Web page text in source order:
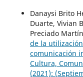
Danaysi Brito
Duarte, Vivian
Preciado
de la
comunicación
Cultura,
(2021):